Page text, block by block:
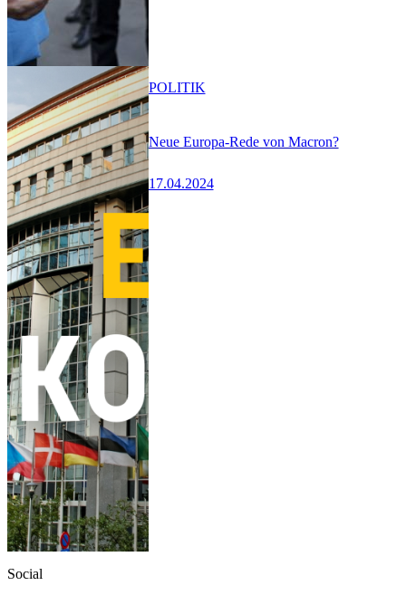
Neue Europa-Rede von Macron?
17.04.2024
POLITIK
Social